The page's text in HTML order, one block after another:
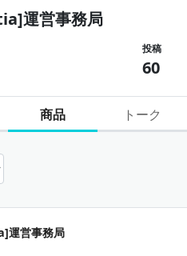
運営事務局
投稿
60
商品 トーク
運営事務局